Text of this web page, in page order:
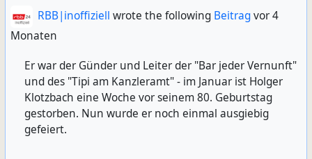
RBB|inoffiziell wrote the following Beitragvor 4
Monaten
Er war der Günder und Leiter der "Bar jeder Vernunft"
und des "Tipi am Kanzleramt" - im Januar ist Holger
Klotzbach eine Woche vor seinem 80. Geburtstag
gestorben. Nun wurde er noch einmal ausgiebig
gefeiert.